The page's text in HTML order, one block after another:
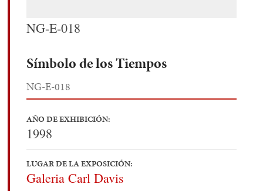
NG-E-018
Símbolo de los Tiempos
NG-E-018
AÑO DE EXHIBICIÓN:
1998
LUGAR DE LA EXPOSICIÓN:
Galeria Carl Davis